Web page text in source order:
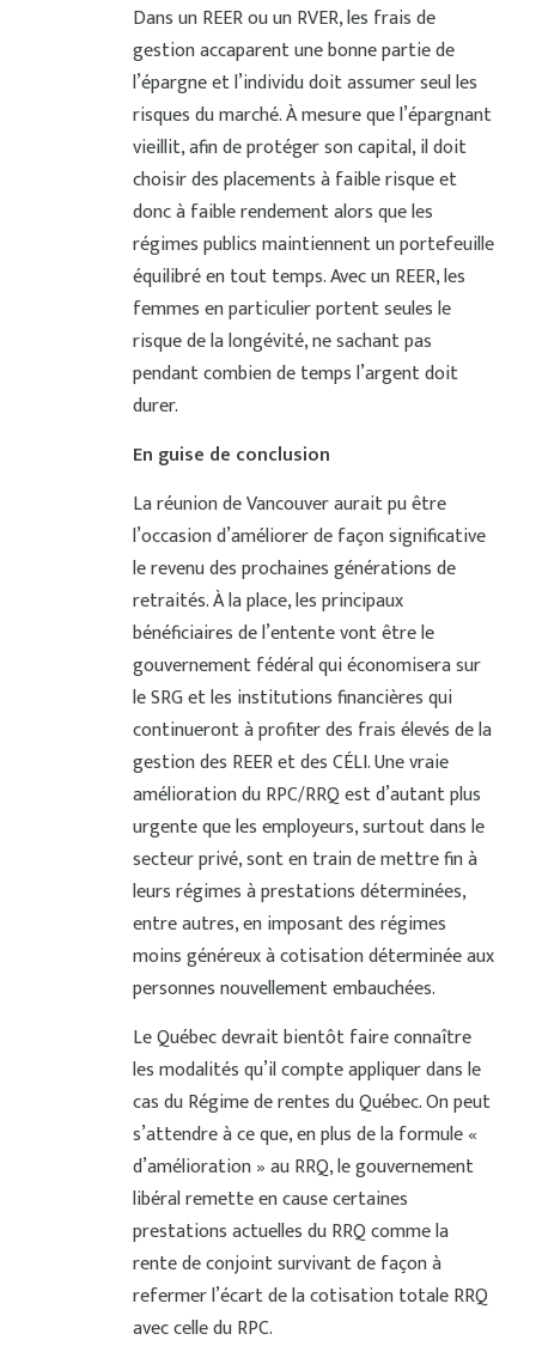
Dans un REER ou un RVER, les frais de
gestion accaparent une bonne partie de
l’épargne et l’individu doit assumer seul les
risques du marché. À mesure que l’épargnant
vieillit, afin de protéger son capital, il doit
choisir des placements à faible risque et
donc à faible rendement alors que les
régimes publics maintiennent un portefeuille
équilibré en tout temps. Avec un REER, les
femmes en particulier portent seules le
risque de la longévité, ne sachant pas
pendant combien de temps l’argent doit
durer.
En guise de conclusion
La réunion de Vancouver aurait pu être
l’occasion d’améliorer de façon significative
le revenu des prochaines générations de
retraités. À la place, les principaux
bénéficiaires de l’entente vont être le
gouvernement fédéral qui économisera sur
le SRG et les institutions financières qui
continueront à profiter des frais élevés de la
gestion des REER et des CÉLI. Une vraie
amélioration du RPC/RRQ est d’autant plus
urgente que les employeurs, surtout dans le
secteur privé, sont en train de mettre fin à
leurs régimes à prestations déterminées,
entre autres, en imposant des régimes
moins généreux à cotisation déterminée aux
personnes nouvellement embauchées.
Le Québec devrait bientôt faire connaître
les modalités qu’il compte appliquer dans le
cas du Régime de rentes du Québec. On peut
s’attendre à ce que, en plus de la formule «
d’amélioration » au RRQ, le gouvernement
libéral remette en cause certaines
prestations actuelles du RRQ comme la
rente de conjoint survivant de façon à
refermer l’écart de la cotisation totale RRQ
avec celle du RPC.